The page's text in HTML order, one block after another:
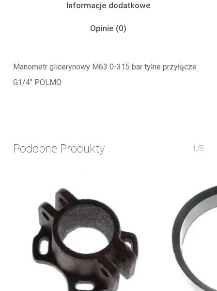
Informacje dodatkowe
Opinie (0)
Manometr glicerynowy M63 0-315 bar tylne przyłącze
G1/4″ POLMO
Podobne Produkty 1/8